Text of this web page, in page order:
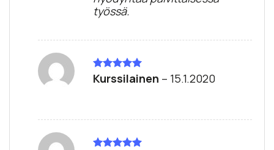
työssä.
Arvostelu
Kurssilainen – 15.1.2020